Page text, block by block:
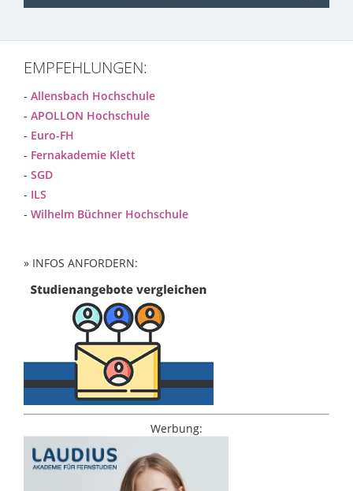
EMPFEHLUNGEN:
- Allensbach Hochschule
- APOLLON Hochschule
- Euro-FH
- Fernakademie Klett
- SGD
- ILS
- Wilhelm Büchner Hochschule
» INFOS ANFORDERN:
Werbung: